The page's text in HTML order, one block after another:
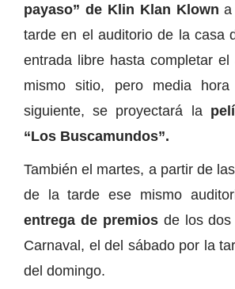
payaso” de Klin Klan Klown
tarde en el auditorio de la casa
entrada libre hasta completar
mismo sitio, pero media
siguiente, se proyectará la
“Los Buscamundos”.
También el martes, a partir de
de la tarde ese mismo
entrega de premios de los
Carnaval, el del sábado por la
del domingo.